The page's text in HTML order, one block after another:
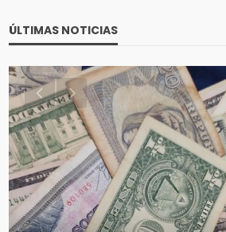
ÚLTIMAS NOTICIAS